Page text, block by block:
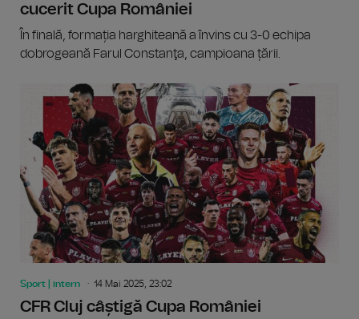
cucerit Cupa României
În finală, formația harghiteană a învins cu 3-0 echipa
dobrogeană Farul Constanţa, campioana țării.
Sport | intern 14 Mai 2025, 23:02
CFR Cluj câștigă Cupa României